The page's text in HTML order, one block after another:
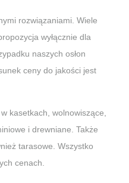
rozwiązaniami. Wiele
wyłącznie dla
naszych osłon
ceny do jakości jest
kasetkach, wolnowiszące,
i drewniane. Także
tarasowe. Wszystko
cenach.